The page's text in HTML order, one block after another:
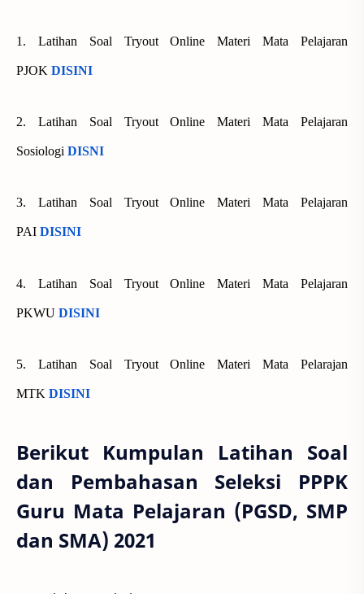
1. Latihan Soal Tryout Online Materi Mata Pelajaran
PJOK DISINI
2. Latihan Soal Tryout Online Materi Mata Pelajaran
Sosiologi DISNI
3. Latihan Soal Tryout Online Materi Mata Pelajaran
PAI DISINI
4. Latihan Soal Tryout Online Materi Mata Pelajaran
PKWU DISINI
5. Latihan Soal Tryout Online Materi Mata Pelarajan
MTK DISINI
Berikut Kumpulan Latihan Soal
dan Pembahasan Seleksi PPPK
Guru Mata Pelajaran (PGSD, SMP
dan SMA) 2021